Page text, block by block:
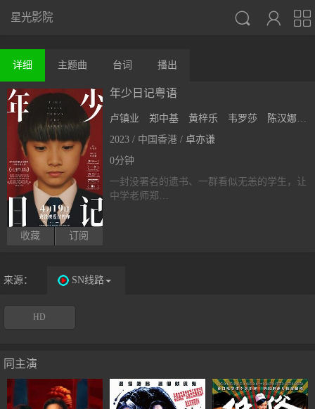



星光影院
详细 主题曲 台词 播出
收藏 订阅
年少日记粤语
卢镇业 郑中基 黄梓乐 韦罗莎 陈汉娜
2023 / 中国香港 / 卓亦谦
0分钟
一封没署名的遗书、一群看似无恙的学生，让
中学老师郑…
来源： SN线路
HD
同主演